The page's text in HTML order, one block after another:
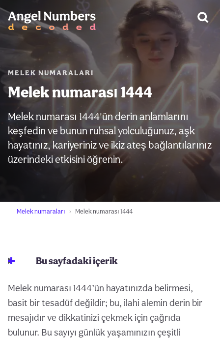
MELEK NUMARALARI
Melek numarası 1444
Melek numarası 1444'ün derin anlamlarını
keşfedin ve bunun ruhsal yolculuğunuz, aşk
hayatınız, kariyeriniz ve ikiz ateş bağlantılarınız
üzerindeki etkisini öğrenin.
Melek numaraları Melek numarası 1444
Bu sayfadaki içerik
Melek numarası 1444’ün hayatınızda belirmesi,
basit bir tesadüf değildir; bu, ilahi alemin derin bir
mesajıdır ve dikkatinizi çekmek için çağrıda
bulunur. Bu sayıyı günlük yaşamınızın çeşitli
UYARI: